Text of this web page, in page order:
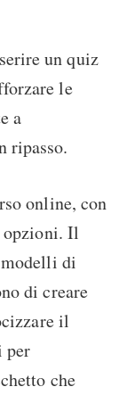
un quiz
le
a
ripasso.
online, con
opzioni. Il
di
di creare
il
per
che